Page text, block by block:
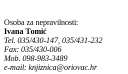
Osoba za nepravilnosti:
Ivana Tomić
Tel. 035/430-147, 035/431-232
Fax: 035/430-006
Mob. 098-983-3489
e-mail: knjiznica@oriovac.hr